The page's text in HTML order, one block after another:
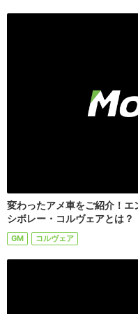
変わったアメ車をご紹介！
シボレー・コルヴェアとは？
GM コルヴェア